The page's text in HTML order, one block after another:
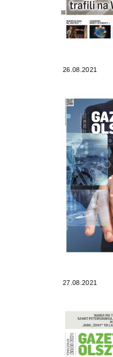
26.08.2021
27.08.2021